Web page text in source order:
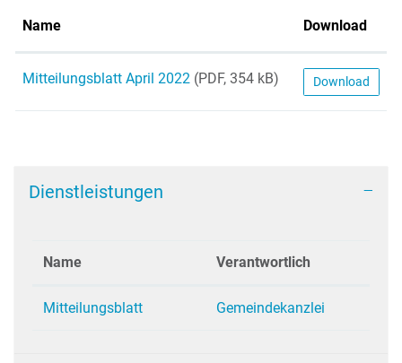
Name Download
Mitteilungsblatt April 2022 (PDF, 354 kB) Download
Dienstleistungen
Name Verantwortlich
Mitteilungsblatt Gemeindekanzlei